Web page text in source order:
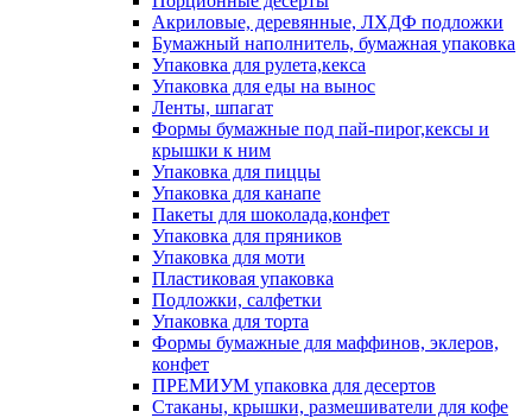
Акриловые, деревянные, ЛХДФ подложки
Бумажный наполнитель, бумажная упаковка
Упаковка для рулета,кекса
Упаковка для еды на вынос
Ленты, шпагат
Формы бумажные под пай-пирог,кексы и
крышки к ним
Упаковка для пиццы
Упаковка для канапе
Пакеты для шоколада,конфет
Упаковка для пряников
Упаковка для моти
Пластиковая упаковка
Подложки, салфетки
Упаковка для торта
Формы бумажные для маффинов, эклеров,
конфет
ПРЕМИУМ упаковка для десертов
Стаканы, крышки, размешиватели для кофе